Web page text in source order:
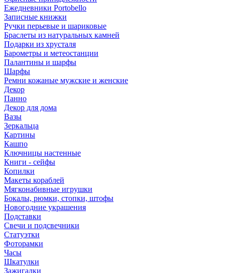
Ежедневники Portobello
Записные книжки
Ручки перьевые и шариковые
Браслеты из натуральных камней
Подарки из хрусталя
Барометры и метеостанции
Палантины и шарфы
Шарфы
Ремни кожаные мужские и женские
Декор
Панно
Декор для дома
Вазы
Зеркальца
Картины
Кашпо
Ключницы настенные
Книги - сейфы
Копилки
Макеты кораблей
Мягконабивные игрушки
Бокалы, рюмки, стопки, штофы
Новогодние украшения
Подставки
Свечи и подсвечники
Статуэтки
Фоторамки
Часы
Шкатулки
Зажигалки